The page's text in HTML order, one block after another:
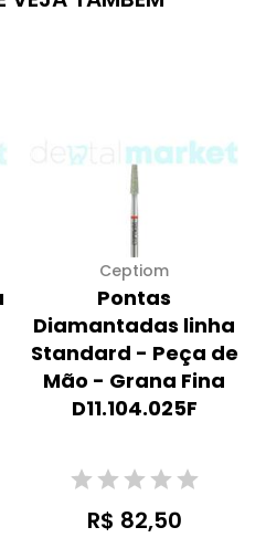
Ceptiom
Pontas
Diamantadas linha
Standard - Peça de
Mão - Grana Fina
D11.104.025F
R$ 82,50